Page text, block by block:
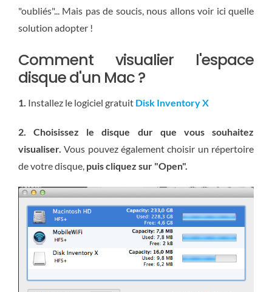
"oubliés"... Mais pas de soucis, nous allons voir ici quelle
solution adopter !
Comment visualier l'espace
disque d'un Mac ?
1. Installez le logiciel gratuit Disk Inventory X
2. Choisissez le disque dur que vous souhaitez
visualiser. Vous pouvez également choisir un répertoire
de votre disque, puis cliquez sur "Open".